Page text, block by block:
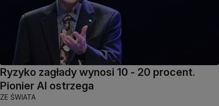
Ryzyko zagłady wynosi 10 - 20 procent.
Pionier AI ostrzega
ZE ŚWIATA